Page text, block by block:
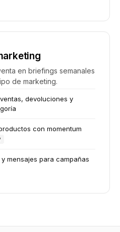
en briefings semanales
de marketing.
devoluciones y
con momentum
mensajes para campañas